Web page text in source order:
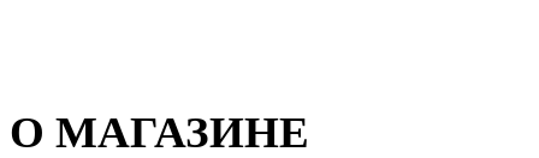
О МАГАЗИНЕ